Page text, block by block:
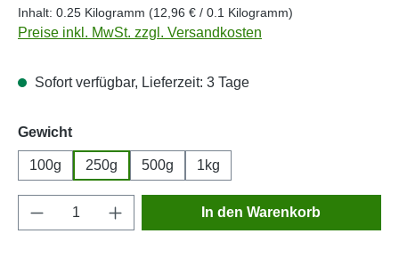
Inhalt: 0.25 Kilogramm (12,96 € / 0.1 Kilogramm)
Preise inkl. MwSt. zzgl. Versandkosten
Sofort verfügbar, Lieferzeit: 3 Tage
Gewichtauswählen
100g 250g 500g 1kg
Produkt Anzahl: Gib den gewünschten
In den Warenkorb